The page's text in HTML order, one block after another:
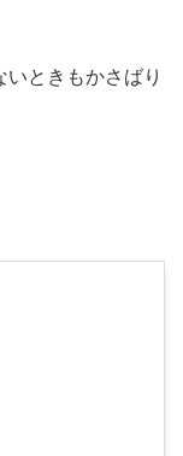
ときもかさばり